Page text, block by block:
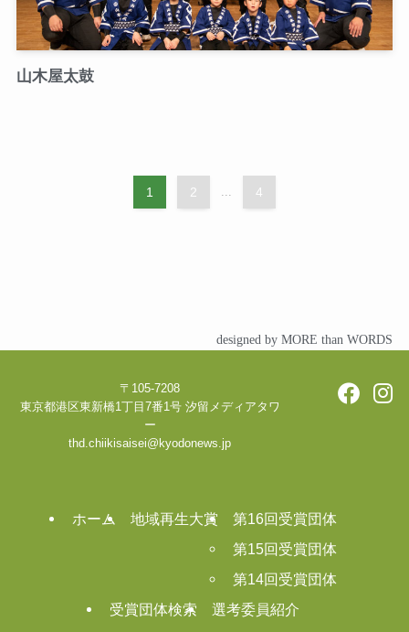
山木屋太鼓
1 2 ... 4
designed by MORE than WORDS
〒105-7208
東京都港区東新橋1丁目7番1号 汐留メディアタワ
ー
thd.chiikisaisei@kyodonews.jp
ホーム 地域再生大賞
第16回受賞団体
第15回受賞団体
第14回受賞団体
受賞団体検索
選考委員紹介